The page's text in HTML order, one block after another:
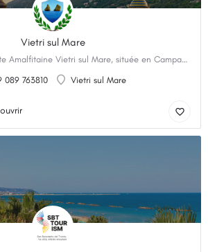
Vietri sul Mare
La porte sud de la Côte Amalfitaine Vietri sul Mare, située en Campanie, est mondialement connue pour sa…
089 763810
Vietri sul Mare